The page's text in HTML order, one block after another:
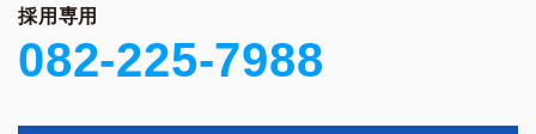
採用専用
082-225-7988